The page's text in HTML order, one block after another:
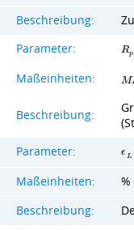
Beschreibung:
Parameter:
Rp
Maßeinheiten: M
Beschreibung:
Parameter:
ϵ L
Maßeinheiten:
%
Beschreibung: